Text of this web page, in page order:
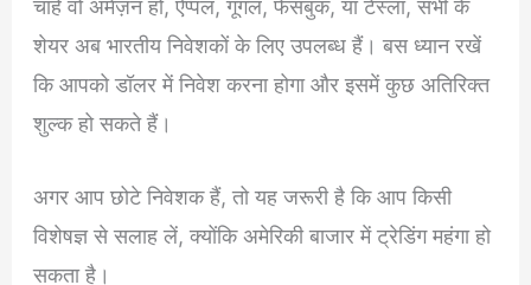
चाहे वो अमेज़न हो, ऐप्पल, गूगल, फेसबुक, या टेस्ला, सभी के
शेयर अब भारतीय निवेशकों के लिए उपलब्ध हैं। बस ध्यान रखें
कि आपको डॉलर में निवेश करना होगा और इसमें कुछ अतिरिक्त
शुल्क हो सकते हैं।
अगर आप छोटे निवेशक हैं, तो यह जरूरी है कि आप किसी
विशेषज्ञ से सलाह लें, क्योंकि अमेरिकी बाजार में ट्रेडिंग महंगा हो
सकता है।